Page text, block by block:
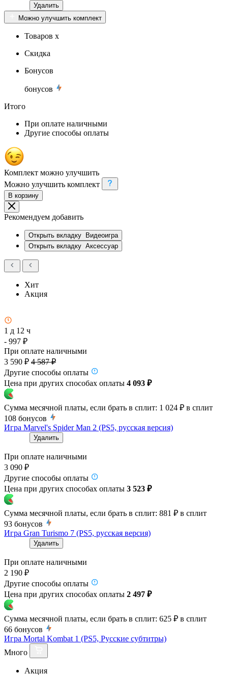
Удалить
Можно улучшить комплект
Товаров x
Скидка
Бонусов
бонусов
Итого
При оплате наличными
Другие способы оплаты
Комплект можно улучшить
Можно улучшить комплект
В корзину
Рекомендуем добавить
Открыть вкладку Видеоигра
Открыть вкладку Аксессуар
Хит
Акция
1 д 12 ч
- 997 ₽
При оплате наличными
3 590 ₽ 4 587 ₽
Другие способы оплаты
Цена при других способах оплаты 4 093 ₽
Сумма месячной платы, если брать в сплит: 1 024 ₽ в сплит
108 бонусов
Игра Marvel's Spider Man 2 (PS5, русская версия)
Удалить
При оплате наличными
3 090 ₽
Другие способы оплаты
Цена при других способах оплаты 3 523 ₽
Сумма месячной платы, если брать в сплит: 881 ₽ в сплит
93 бонусов
Игра Gran Turismo 7 (PS5, русская версия)
Удалить
При оплате наличными
2 190 ₽
Другие способы оплаты
Цена при других способах оплаты 2 497 ₽
Сумма месячной платы, если брать в сплит: 625 ₽ в сплит
66 бонусов
Игра Mortal Kombat 1 (PS5, Русские субтитры)
Много
Акция